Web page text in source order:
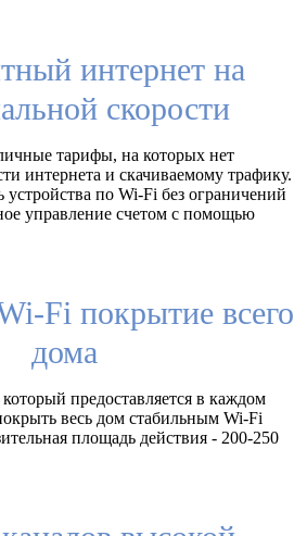
интернет на
скорости
тарифы, на которых нет
интернета и скачиваемому трафику.
по Wi-Fi без ограничений
управление счетом с помощью
Fi покрытие всего
дома
предоставляется в каждом
весь дом стабильным Wi-Fi
площадь действия - 200-250